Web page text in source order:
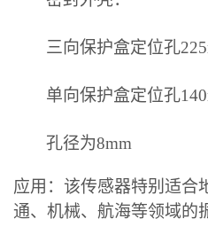
三向保护盒定位孔
单向保护盒定位孔
孔径为8mm
应用：该传感器特别适合
通、机械、航海等领域的